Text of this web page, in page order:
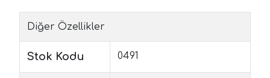
Diğer Özellikler
Stok Kodu 0491